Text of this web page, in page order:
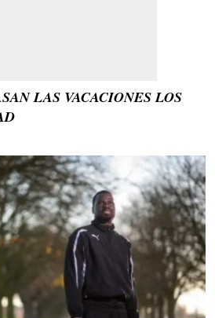
LAS VACACIONES LOS